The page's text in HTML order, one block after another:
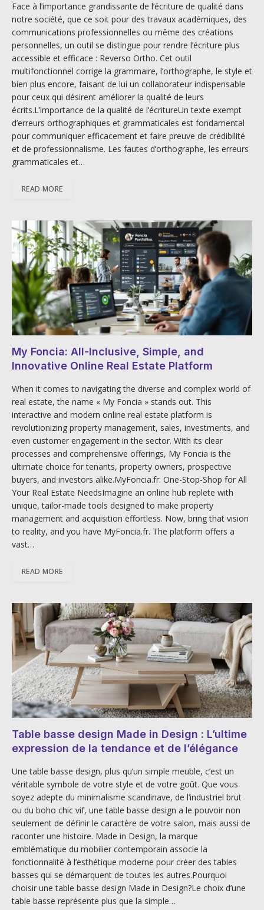
Face à l’importance grandissante de l’écriture de qualité dans
notre société, que ce soit pour des travaux académiques, des
communications professionnelles ou même des créations
personnelles, un outil se distingue pour rendre l’écriture plus
accessible et efficace : Reverso Ortho. Cet outil
multifonctionnel corrige la grammaire, l’orthographe, le style et
bien plus encore, faisant de lui un collaborateur indispensable
pour ceux qui désirent améliorer la qualité de leurs
écrits.L’importance de la qualité de l’écritureUn texte exempt
d’erreurs orthographiques et grammaticales est fondamental
pour communiquer efficacement et faire preuve de crédibilité
et de professionnalisme. Les fautes d’orthographe, les erreurs
grammaticales et…
READ MORE
My Foncia: All-Inclusive, Simple, and
Innovative Online Real Estate Platform
When it comes to navigating the diverse and complex world of
real estate, the name « My Foncia » stands out. This
interactive and modern online real estate platform is
revolutionizing property management, sales, investments, and
even customer engagement in the sector. With its clear
processes and comprehensive offerings, My Foncia is the
ultimate choice for tenants, property owners, prospective
buyers, and investors alike.MyFoncia.fr: One-Stop-Shop for All
Your Real Estate NeedsImagine an online hub replete with
unique, tailor-made tools designed to make property
management and acquisition effortless. Now, bring that vision
to reality, and you have MyFoncia.fr. The platform offers a
vast…
READ MORE
Table basse design Made in Design : L’ultime
expression de la tendance et de l’élégance
Une table basse design, plus qu’un simple meuble, c’est un
véritable symbole de votre style et de votre goût. Que vous
soyez adepte du minimalisme scandinave, de l’industriel brut
ou du boho chic vif, une table basse design a le pouvoir non
seulement de définir le caractère de votre salon, mais aussi de
raconter une histoire. Made in Design, la marque
emblématique du mobilier contemporain associe la
fonctionnalité à l’esthétique moderne pour créer des tables
basses qui se démarquent de toutes les autres.Pourquoi
choisir une table basse design Made in Design?Le choix d’une
table basse représente plus que la simple…